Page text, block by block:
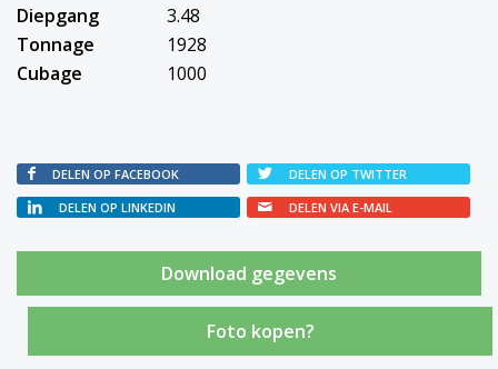
Diepgang
3.48
Tonnage
1928
Cubage
1000
DELEN OP FACEBOOK
DELEN OP TWITTER
DELEN OP LINKEDIN
DELEN VIA E-MAIL
Foto kopen?